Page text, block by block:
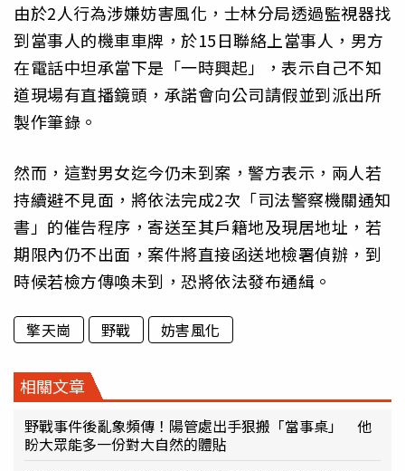
由於2人行為涉嫌妨害風化，士林分局透過監視器找
到當事人的機車車牌，於15日聯絡上當事人，男方
在電話中坦承當下是「一時興起」，表示自己不知
道現場有直播鏡頭，承諾會向公司請假並到派出所
製作筆錄。
然而，這對男女迄今仍未到案，警方表示，兩人若
持續避不見面，將依法完成2次「司法警察機關通知
書」的催告程序，寄送至其戶籍地及現居地址，若
期限內仍不出面，案件將直接函送地檢署偵辦，到
時候若檢方傳喚未到，恐將依法發布通緝。
擎天崗 野戰 妨害風化
相關文章
野戰事件後亂象頻傳！陽管處出手狠搬「當事桌」 他
盼大眾能多一份對大自然的體貼